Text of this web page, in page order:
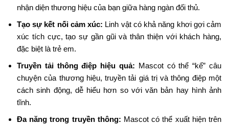
nhận diện thương hiệu của bạn giữa hàng ngàn đối thủ.
Tạo sự kết nối cảm xúc: Linh vật có khả năng khơi gợi cảm
xúc tích cực, tạo sự gần gũi và thân thiện với khách hàng,
đặc biệt là trẻ em.
Truyền tải thông điệp hiệu quả: Mascot có thể “kể” câu
chuyện của thương hiệu, truyền tải giá trị và thông điệp một
cách sinh động, dễ hiểu hơn so với văn bản hay hình ảnh
tĩnh.
Đa năng trong truyền thông: Mascot có thể xuất hiện trên